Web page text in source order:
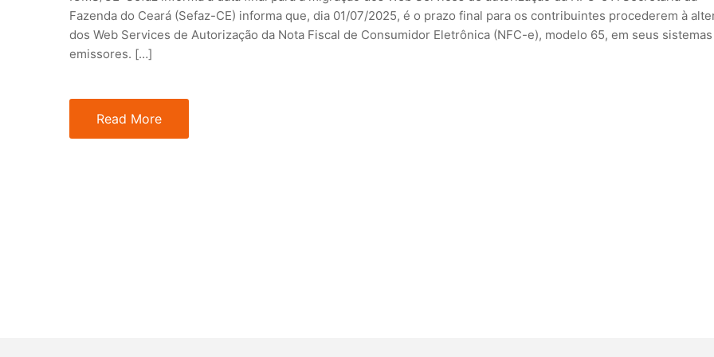
Fazenda do Ceará (Sefaz-CE) informa que, dia 01/07/2025, é o prazo final para os contribuintes procederem à
dos Web Services de Autorização da Nota Fiscal de Consumidor Eletrônica (NFC-e), modelo 65, em seus sistemas
emissores. […]
Read More